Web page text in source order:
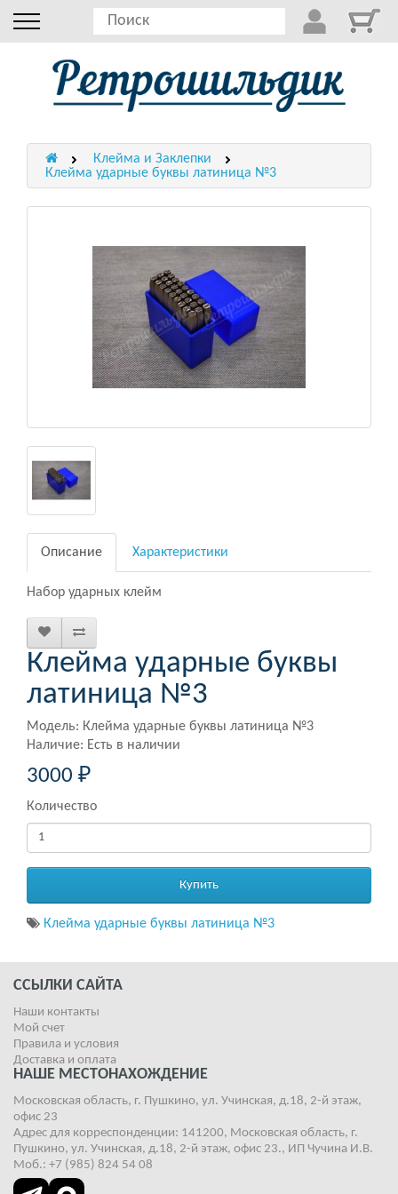
Клейма и Заклепки
Клейма ударные буквы латиница №3
Описание Характеристики
Набор ударных клейм
Клейма ударные буквы
латиница №3
Модель: Клейма ударные буквы латиница №3
Наличие: Есть в наличии
3000 ₽
Количество
Купить
Клейма ударные буквы латиница №3
ССЫЛКИ САЙТА
Наши контакты
Мой счет
Правила и условия
Доставка и оплата
НАШЕ МЕСТОНАХОЖДЕНИЕ
Московская область, г. Пушкино, ул. Учинская, д.18, 2-й этаж,
офис 23
Адрес для корреспонденции: 141200, Московская область, г.
Пушкино, ул. Учинская, д.18, 2-й этаж, офис 23., ИП Чучина И.В.
Моб.: +7 (985) 824 54 08